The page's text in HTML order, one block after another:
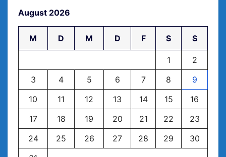
August 2026
M D M D F S S
1
2
3
4 5 6 7 8
9
10
11 12 13 14 15
16
17
18 19 20 21 22
23
24
25 26 27 28 29
30